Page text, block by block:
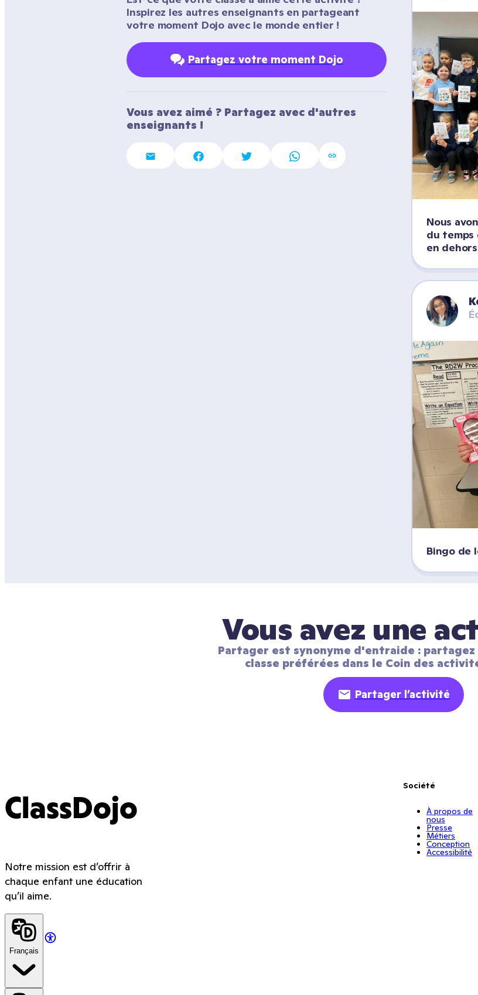
Inspirez les autres enseignants en partageant
votre moment Dojo avec le monde entier !
Partagez votre moment Dojo
Vous avez aimé ? Partagez avec d'autres
enseignants !
Nous
du temps
en
Bingo de
Vous avez une
Partager est synonyme d'entraide :
classe préférées dans le Coin des
Partager l’activité
ClassDojo
Notre mission est d’offrir à
chaque enfant une éducation
qu’il aime.
Français
Société
À propos de
nous
Presse
Métiers
Conception
Accessibilité